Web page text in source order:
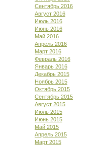
Сентябрь 2016
Август 2016
Июль 2016
Июнь 2016
Май 2016
Апрель 2016
Март 2016
Февраль 2016
Январь 2016
Декабрь 2015
Ноябрь 2015
Октябрь 2015
Сентябрь 2015
Август 2015
Июль 2015
Июнь 2015
Май 2015
Апрель 2015
Март 2015